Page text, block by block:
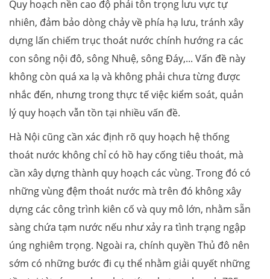
Quy hoạch nền cao độ phải tôn trọng lưu vực tự
nhiên, đảm bảo dòng chảy về phía hạ lưu, tránh xây
dựng lấn chiếm trục thoát nước chính hướng ra các
con sông nội đô, sông Nhuệ, sông Đáy,... Vấn đề này
không còn quá xa lạ và không phải chưa từng được
nhắc đến, nhưng trong thực tế việc kiểm soát, quản
lý quy hoạch vẫn tồn tại nhiều vấn đề.
Hà Nội cũng cần xác định rõ quy hoạch hệ thống
thoát nước không chỉ có hồ hay cống tiêu thoát, mà
cần xây dựng thành quy hoạch các vùng. Trong đó có
những vùng đệm thoát nước mà trên đó không xây
dựng các công trình kiên cố và quy mô lớn, nhằm sẵn
sàng chứa tạm nước nếu như xảy ra tình trạng ngập
úng nghiêm trọng. Ngoài ra, chính quyền Thủ đô nên
sớm có những bước đi cụ thể nhằm giải quyết những